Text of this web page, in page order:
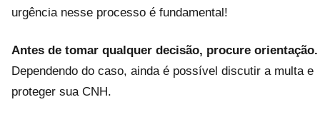
urgência nesse processo é fundamental!
Antes de tomar qualquer decisão, procure orientação.
Dependendo do caso, ainda é possível discutir a multa e
proteger sua CNH.